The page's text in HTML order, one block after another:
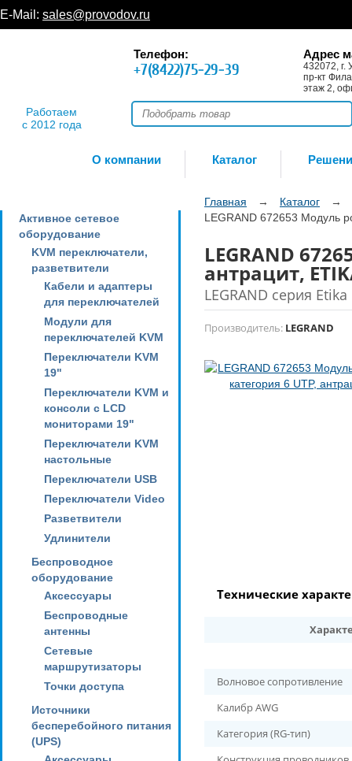
E-Mail: sales@provodov.ru
Работаем
с 2012 года
Телефон:
+7(8422)75-29-39
Адрес
432072, г.
пр-кт
этаж 2,
О компании Каталог
Активное сетевое
оборудование
KVM переключатели,
разветвители
Кабели и адаптеры
для переключателей
Модули для
переключателей KVM
Переключатели KVM
19"
Переключатели KVM и
консоли с LCD
мониторами 19"
Переключатели KVM
настольные
Переключатели USB
Переключатели Video
Разветвители
Удлинители
Беспроводное
оборудование
Аксессуары
Беспроводные
антенны
Сетевые
маршрутизаторы
Точки доступа
Источники
бесперебойного питания
(UPS)
Главная → Каталог
→
LEGRAND 672653 Модуль
LEGRAND
антрацит,
LEGRAND серия Etika
Производитель: LEGRAND
Технические
Волновое сопротивление
Калибр AWG
Категория (RG-тип)